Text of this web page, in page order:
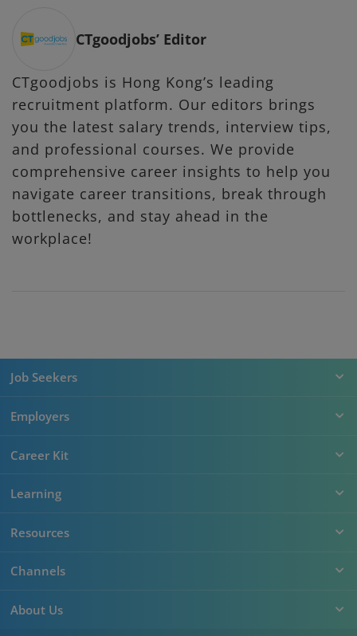
CTgoodjobs’ Editor
CTgoodjobs is Hong Kong’s leading
recruitment platform. Our editors brings
you the latest salary trends, interview tips,
and professional courses. We provide
comprehensive career insights to help you
navigate career transitions, break through
bottlenecks, and stay ahead in the
workplace!
Job Seekers
Employers
Career Kit
Learning
Resources
Channels
About Us